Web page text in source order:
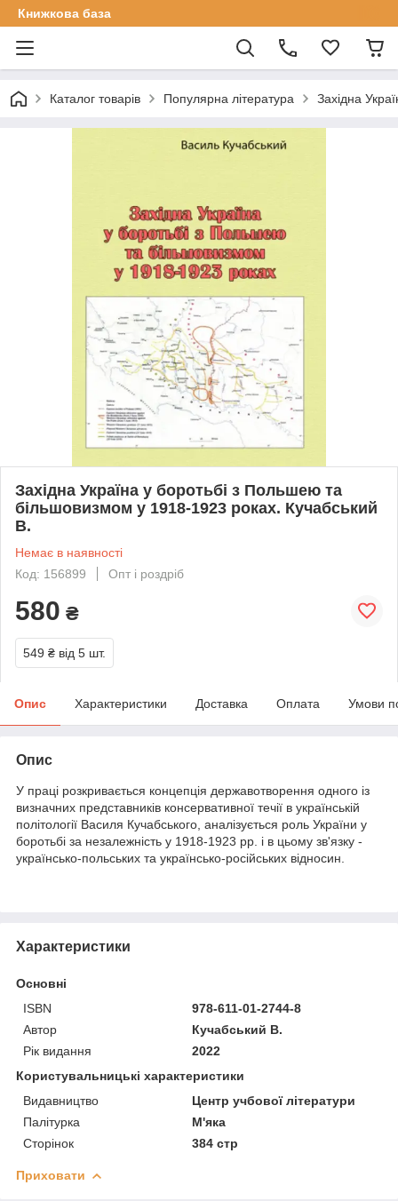
Книжкова база
Каталог товарів Популярна література Західна
Західна Україна у боротьбі з Польшею та
більшовизмом у 1918-1923 роках. Кучабський
В.
Немає в наявності
Код: 156899
Опт і роздріб
580 ₴
549 ₴ від 5 шт.
Опис Характеристики Доставка Оплата Умови
Опис
У праці розкривається концепція державотворення одного із
визначних представників консервативної течії в українській
політології Василя Кучабського, аналізується роль України у
боротьбі за незалежність у 1918-1923 рр. і в цьому зв'язку -
українсько-польських та українсько-російських відносин.
Характеристики
Основні
ISBN
978-611-01-2744-8
Автор
Кучабський В.
Рік видання
2022
Користувальницькі характеристики
Видавництво
Центр учбової літератури
Палітурка
М'яка
Сторінок
384 стр
Приховати